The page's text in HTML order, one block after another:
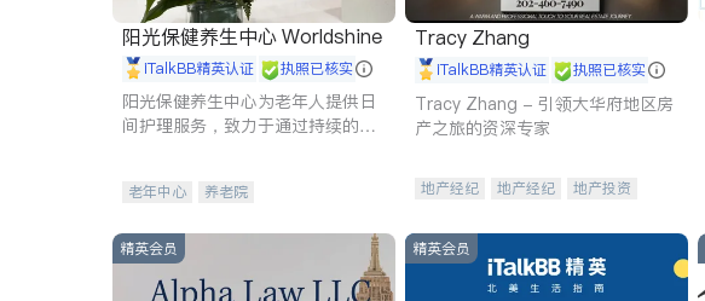
阳光保健养生中心 Worldshine
iTalkBB精英认证 执照已核实
阳光保健养生中心为老年人提供日
间护理服务，致力于通过持续的护
老年中心 养老院
Tracy Zhang
iTalkBB精英认证 执照已核实
Tracy Zhang - 引领大华府地区房
产之旅的资深专家
地产经纪 地产经纪
地产投资
精英会员 精英会员